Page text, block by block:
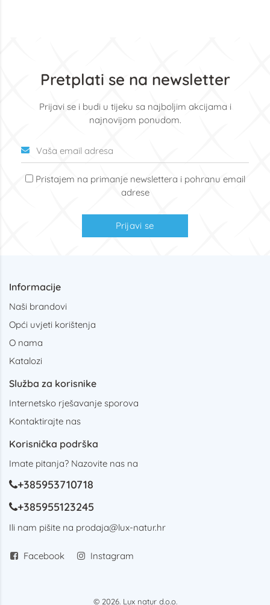
Pretplati se na newsletter
Prijavi se i budi u tijeku sa najboljim akcijama i
najnovijom ponudom.
Pristajem na primanje newslettera i pohranu email
adrese
Prijavi se
Informacije
Naši brandovi
Opći uvjeti korištenja
O nama
Katalozi
Služba za korisnike
Internetsko rješavanje sporova
Kontaktirajte nas
Korisnička podrška
Imate pitanja? Nazovite nas na
+385953710718
+385955123245
Ili nam pišite na prodaja@lux-natur.hr
Facebook Instagram
© 2026. Lux natur d.o.o.